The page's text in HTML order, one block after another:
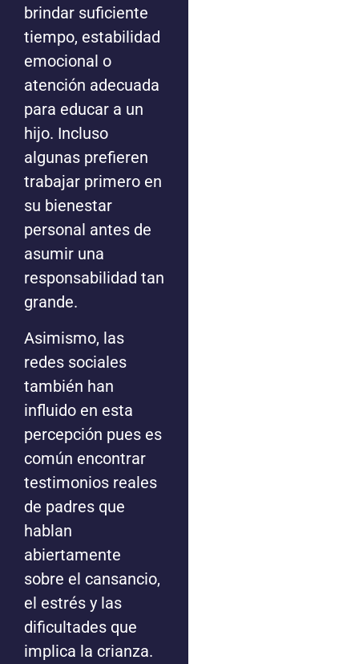
brindar suficiente
tiempo, estabilidad
emocional o
atención adecuada
para educar a un
hijo. Incluso
algunas prefieren
trabajar primero en
su bienestar
personal antes de
asumir una
responsabilidad tan
grande.
Asimismo, las
redes sociales
también han
influido en esta
percepción pues es
común encontrar
testimonios reales
de padres que
hablan
abiertamente
sobre el cansancio,
el estrés y las
dificultades que
implica la crianza.